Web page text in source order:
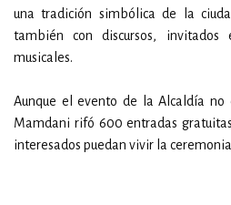
una tradición simbólica de la
también con discursos, invitados
musicales.
Aunque el evento de la Alcaldía
Mamdani rifó 600 entradas
interesados puedan vivir la